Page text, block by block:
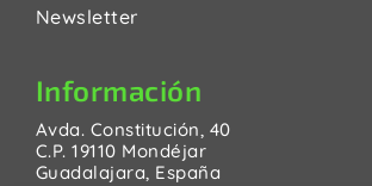
Newsletter
Información
Avda. Constitución, 40
C.P. 19110 Mondéjar
Guadalajara, España